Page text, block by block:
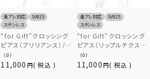
金アレ対応
SV925
ステンレス
“for Gift”クロッシング
ピアス（ブリリアンス）/シ
ルバー925
11,000 税込
（0）
金アレ対応
SV925
ステンレス
“for Gift”クロッシング
ピアス（リップルテクスチ
ャー）/シルバー925
11,000 税込
（0）